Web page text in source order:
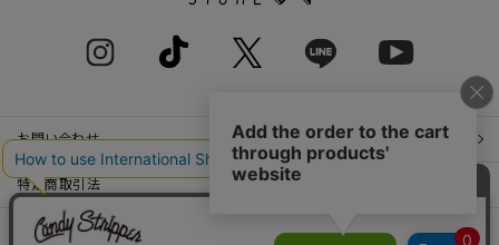
お問い合わせ
特定商取引法
プライバシーポリシー